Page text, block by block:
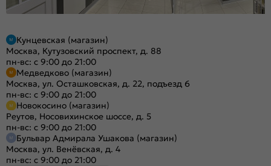
Кунцевская (магазин)
Москва, Кутузовский проспект, д. 88
пн-вс: с 9:00 до 21:00
Медведково (магазин)
Москва, ул. Осташковская, д. 22, подъезд 6
пн-вс: с 9:00 до 21:00
Новокосино (магазин)
Реутов, Носовихинское шоссе, д. 5
пн-вс: с 9:00 до 21:00
Бульвар Адмирала Ушакова (магазин)
Москва, ул. Венёвская, д. 4
пн-вс: с 9:00 до 21:00